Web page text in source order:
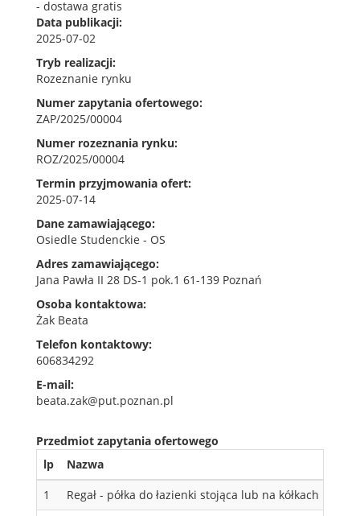
- dostawa gratis
Data publikacji
2025-07-02
Tryb realizacji
Rozeznanie rynku
Numer zapytania ofertowego
ZAP/2025/00004
Numer rozeznania rynku
ROZ/2025/00004
Termin przyjmowania ofert
2025-07-14
Dane zamawiającego
Osiedle Studenckie - OS
Adres zamawiającego
Jana Pawła II 28 DS-1 pok.1 61-139 Poznań
Osoba kontaktowa
Żak Beata
Telefon kontaktowy
606834292
E-mail
beata.zak@put.poznan.pl
Przedmiot zapytania ofertowego
lp
Nazwa
1
Regał - półka do łazienki stojąca lub na kółkach